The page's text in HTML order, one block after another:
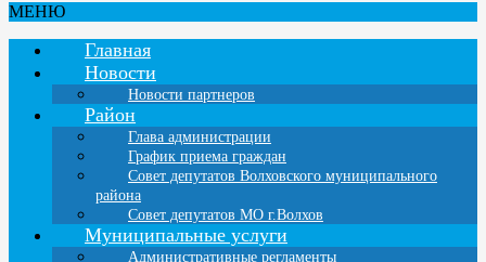
МЕНЮ
Главная
Новости
Новости партнеров
Район
Глава администрации
График приема граждан
Совет депутатов Волховского муниципального
района
Совет депутатов МО г.Волхов
Муниципальные услуги
Административные регламенты